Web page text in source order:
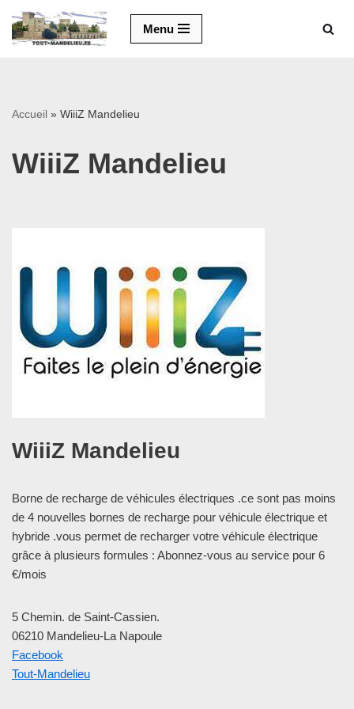
Aller
Menu
Accueil » WiiiZ Mandelieu
WiiiZ Mandelieu
WiiiZ Mandelieu
Borne de recharge de véhicules électriques .ce sont pas moins
de 4 nouvelles bornes de recharge pour véhicule électrique et
hybride .vous permet de recharger votre véhicule électrique
grâce à plusieurs formules : Abonnez-vous au service pour 6
€/mois
5 Chemin. de Saint-Cassien.
06210 Mandelieu-La Napoule
Facebook
Tout-Mandelieu